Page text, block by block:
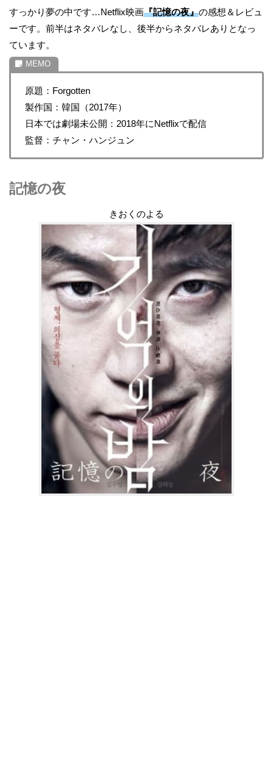
すっかり夢の中です…Netflix映画『記憶の夜』の感想＆レビュ
ーです。前半はネタバレなし、後半からネタバレありとなっ
ています。
原題：Forgotten
製作国：韓国（2017年）
日本では劇場未公開：2018年にNetflixで配信
監督：チャン・ハンジュン
記憶の夜
きおくのよる